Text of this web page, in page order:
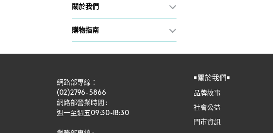
關於我們
購物指南
網路部專線：
(02)2796-5866
網路部營業時間 :
週一至週五09:30~18:30
￭關於我們￭
品牌故事
社會公益
門市資訊